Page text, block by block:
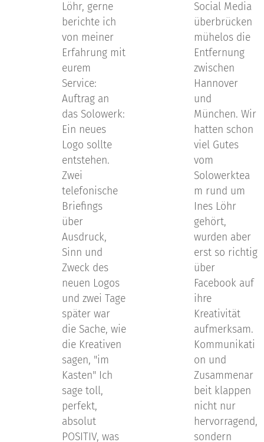
Löhr, gerne
berichte ich
von meiner
Erfahrung mit
eurem
Service:
Auftrag an
das Solowerk:
Ein neues
Logo sollte
entstehen.
Zwei
telefonische
Briefings
über
Ausdruck,
Sinn und
Zweck des
neuen Logos
und zwei Tage
später war
die Sache, wie
die Kreativen
sagen, "im
Kasten" Ich
sage toll,
perfekt,
absolut
POSITIV, was
Social Media
überbrücken
mühelos die
Entfernung
zwischen
Hannover
und
München. Wir
hatten schon
viel Gutes
vom
Solowerktea
m rund um
Ines Löhr
gehört,
wurden aber
erst so richtig
über
Facebook auf
ihre
Kreativität
aufmerksam.
Kommunikati
on und
Zusammenar
beit klappen
nicht nur
hervorragend,
sondern